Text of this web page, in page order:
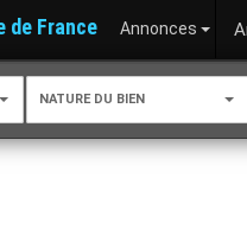
de France Annonces
NATURE DU BIEN